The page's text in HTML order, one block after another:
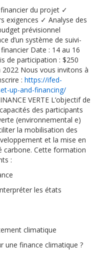
du projet ✓
exigences ✓ Analyse des
prévisionnel
d’un système de suivi-
Date : 14 au 16
de participation : $250
2022 Nous vous invitons à
: https://ifed-
up-and-financing/
VERTE L’objectif de
des participants
(environnemental e)
la mobilisation des
et la mise en
Cette formation
:
les états
climatique
une finance climatique ?